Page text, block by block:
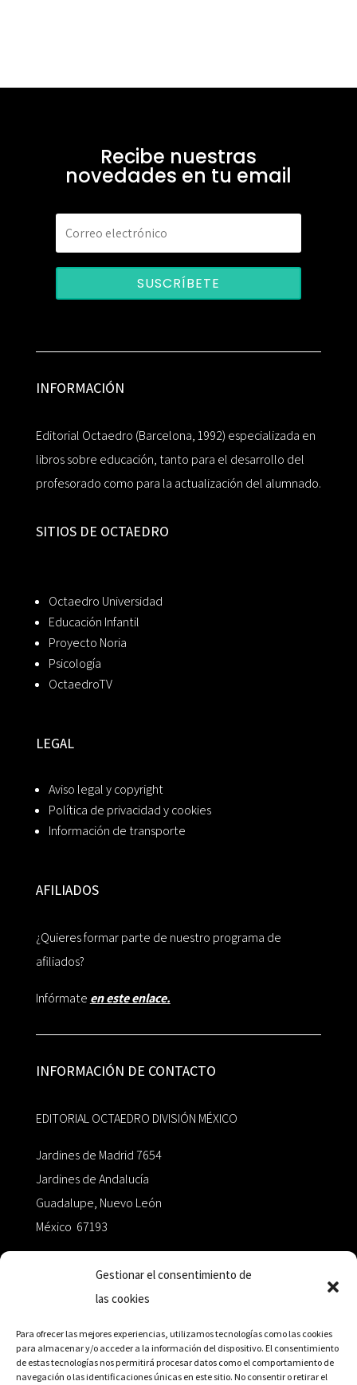
Gestionar el consentimiento de
las cookies
Para ofrecer las mejores experiencias, utilizamos tecnologías como las cookies
para almacenar y/o acceder a la información del dispositivo. El consentimiento
de estas tecnologías nos permitirá procesar datos como el comportamiento de
navegación o las identificaciones únicas en este sitio. No consentir o retirar el
Recibe nuestras
novedades en tu email
SUSCRÍBETE
INFORMACIÓN
Editorial Octaedro (Barcelona, 1992) especializada en
libros sobre educación, tanto para el desarrollo del
profesorado como para la actualización del alumnado.
SITIOS DE OCTAEDRO
Octaedro Universidad
Educación Infantil
Proyecto Noria
Psicología
OctaedroTV
LEGAL
Aviso legal y copyright
Política de privacidad y cookies
Información de transporte
AFILIADOS
¿Quieres formar parte de nuestro programa de
afiliados?
Infórmate en este enlace.
INFORMACIÓN DE CONTACTO
EDITORIAL OCTAEDRO DIVISIÓN MÉXICO
Jardines de Madrid 7654
Jardines de Andalucía
Guadalupe, Nuevo León
México 67193
+52 811.499.5638
RED DE DISTRIBUCIÓN